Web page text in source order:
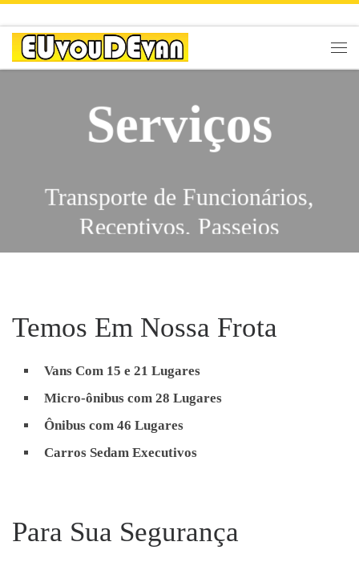
Serviços
Transporte de Funcionários,
Receptivos, Passeios
Escolares, Eventos,
Congressos, Viagens,
Excursões, Shows,
Transferência de Aeroporto
Serviços
Transporte de Funcionários,
Receptivos, Passeios
Escolares, Eventos,
Excursões, Shows,
Temos Em Nossa Frota
Vans Com 15 e 21 Lugares
Micro-ônibus com 28 Lugares
Ônibus com 46 Lugares
Carros Sedam Executivos
Para Sua Segurança